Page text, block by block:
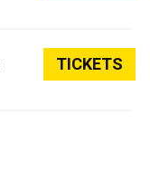
TICKETS